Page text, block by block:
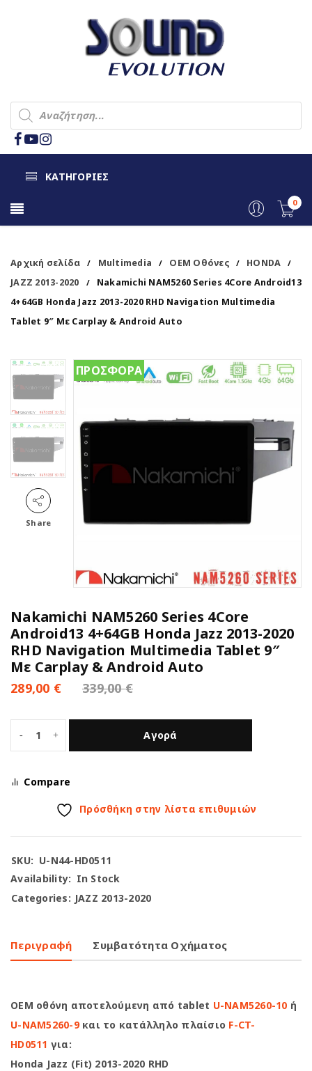
ΚΑΤΗΓΟΡΙΕΣ
0
Αρχική σελίδα / Multimedia / OEM Οθόνες / HONDA /
JAZZ 2013-2020 /
Nakamichi NAM5260 Series 4Core Android13
4+64GB Honda Jazz 2013-2020 RHD Navigation Multimedia
Tablet 9″ Με Carplay & Android Auto
Share
ΠΡΟΣΦΟΡΑ
Nakamichi NAM5260 Series 4Core
Android13 4+64GB Honda Jazz 2013-2020
RHD Navigation Multimedia Tablet 9″
Με Carplay & Android Auto
339,00€
289,00 €
Αγορά
Compare
Πρόσθήκη στην λίστα επιθυμιών
SKU: U-N44-HD0511
Availability: In Stock
Categories: JAZZ 2013-2020
Περιγραφή Συμβατότητα Οχήματος
OEM οθόνη αποτελούμενη από tablet U-NAM5260-10 ή
U-NAM5260-9και το κατάλληλο πλαίσιο F-CT-
HD0511 για:
Honda Jazz (Fit) 2013-2020 RHD